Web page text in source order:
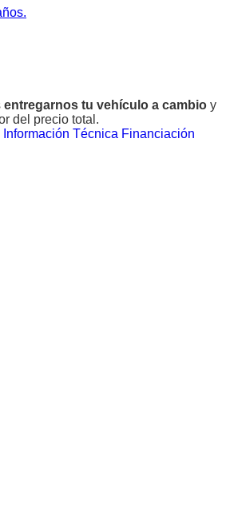
entregarnos tu vehículo a cambio y
del precio total.
Información Técnica Financiación